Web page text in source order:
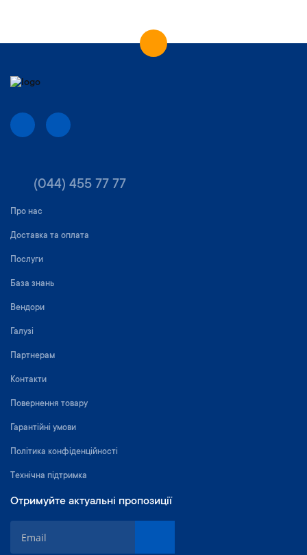
(044) 455 77 77
Про нас
Доставка та оплата
Послуги
База знань
Вендори
Галузі
Партнерам
Контакти
Повернення товару
Гарантійні умови
Політика конфіденційності
Технічна підтримка
Отримуйте актуальні пропозиції